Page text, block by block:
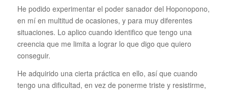
He podido experimentar el poder sanador del Hoponopono,
en mí en multitud de ocasiones, y para muy diferentes
situaciones. Lo aplico cuando identifico que tengo una
creencia que me limita a lograr lo que digo que quiero
conseguir.
He adquirido una cierta práctica en ello, así que cuando
tengo una dificultad, en vez de ponerme triste y resistirme,